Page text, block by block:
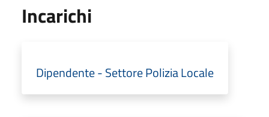
Incarichi
Dipendente - Settore Polizia Locale